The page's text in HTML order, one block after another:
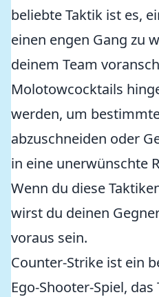
beliebte Taktik ist es,
einen engen Gang zu
deinem Team
Molotowcocktails
werden, um
abzuschneiden oder
in eine unerwünschte
Wenn du diese
wirst du deinen
voraus sein.
Counter-Strike ist ein
Ego-Shooter-Spiel,